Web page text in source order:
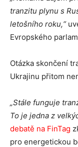
tranzitu plynu s
letošního roku,“
Evropského
Otázka skončení
Ukrajinu přitom
„Stále funguje
To je jedna z
debatě na FinTag
pro energetickou